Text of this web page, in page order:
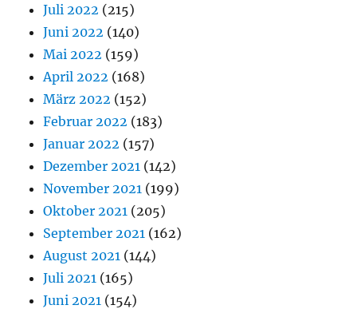
Juli 2022 (215)
Juni 2022 (140)
Mai 2022 (159)
April 2022 (168)
März 2022 (152)
Februar 2022 (183)
Januar 2022 (157)
Dezember 2021 (142)
November 2021 (199)
Oktober 2021 (205)
September 2021 (162)
August 2021 (144)
Juli 2021 (165)
Juni 2021 (154)